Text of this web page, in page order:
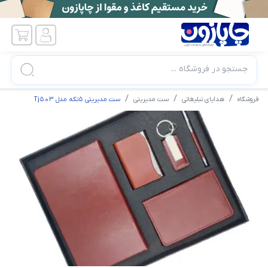
جستجو در فروشگاه ...
فروشگاه هدایای تبلیغاتی ست مدیریتی ست مدیریتی 5تکه مدل Tj503